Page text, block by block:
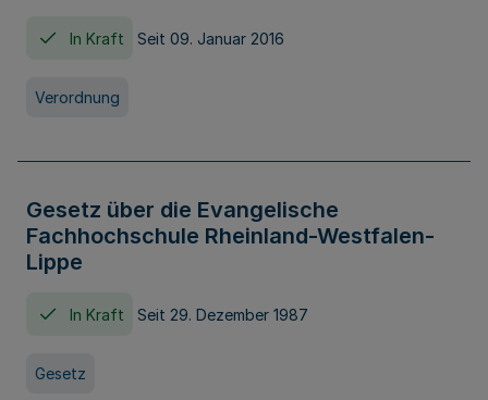
In Kraft Seit 09. Januar 2016
Verordnung
Gesetz über die Evangelische
Fachhochschule Rheinland-Westfalen-
Lippe
In Kraft Seit 29. Dezember 1987
Gesetz